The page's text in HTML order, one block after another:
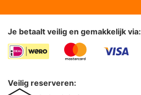
Je betaalt veilig en gemakkelijk via:
Veilig reserveren: